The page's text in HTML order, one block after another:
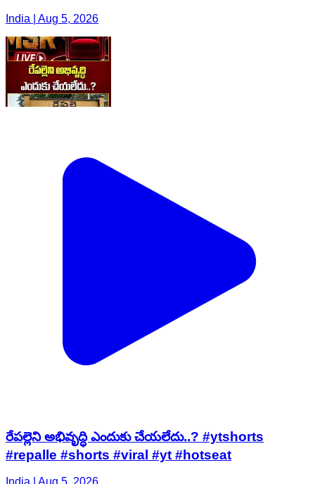
India | Aug 5, 2026
రేపల్లెని అభివృద్ధి ఎందుకు చేయలేదు..? #ytshorts
#repalle #shorts #viral #yt #hotseat